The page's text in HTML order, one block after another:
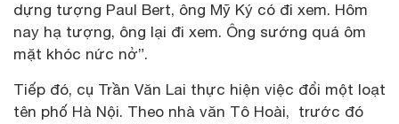
dựng tượng Paul Bert, ông Mỹ Ký có đi xem. Hôm
nay hạ tượng, ông lại đi xem. Ông sướng quá ôm
mặt khóc nức nở”.
Tiếp đó, cụ Trần Văn Lai thực hiện việc đổi một loạt
tên phố Hà Nội. Theo nhà văn Tô Hoài, trước đó